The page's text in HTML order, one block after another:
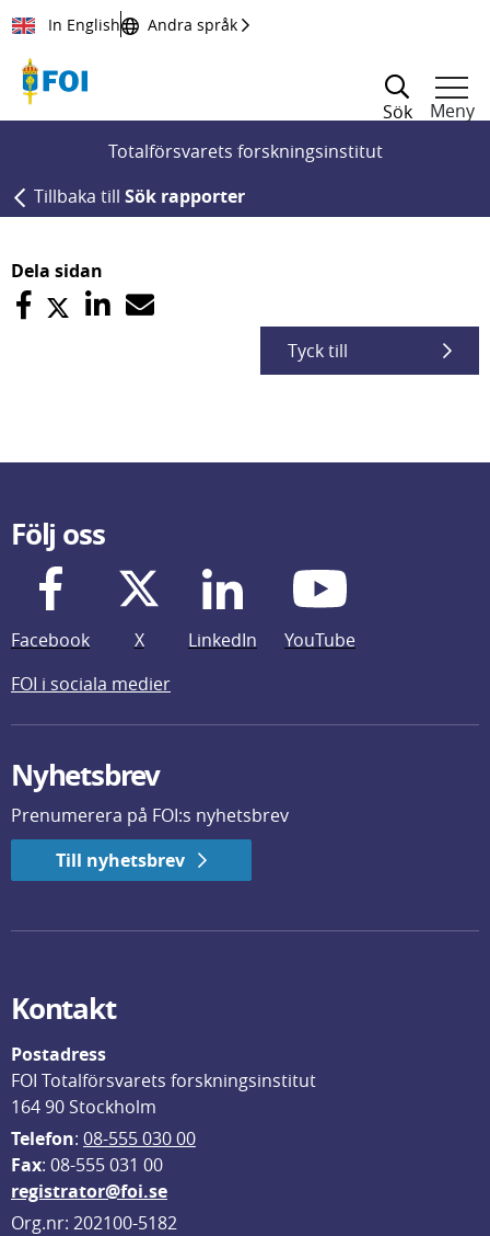
Till innehållet
In English Andra språk
Sök
Meny
Totalförsvarets forskningsinstitut
Tillbaka till Sök rapporter
Dela sidan
Tyck till
Följ oss
Facebook X LinkedIn
YouTube
FOI i sociala medier
Nyhetsbrev
Prenumerera på FOI:s nyhetsbrev
Till nyhetsbrev
Kontakt
Postadress
FOI Totalförsvarets forskningsinstitut
164 90 Stockholm
Telefon: 08-555 030 00
Fax: 08-555 031 00
registrator@foi.se
Org.nr: 202100-5182